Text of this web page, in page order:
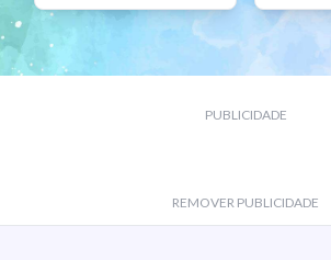
PUBLICIDADE
REMOVER PUBLICIDADE